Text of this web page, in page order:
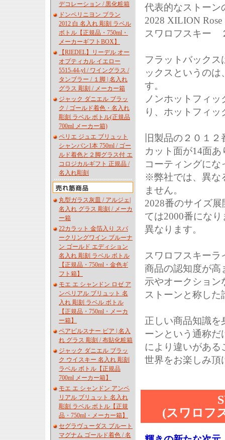
デコレーション / 黒化粧箱
ドンペリニヨン ブラン
2012 白 名入れ 彫刻 ラベル
ボトル【正規品・750ml・
メーカーギフトBOX】
【RIEDEL】リーデル オー
オプティカル イエロー
5515-44-yl / ワイングラス /
タンブラー / １脚 | 名入れ
グラス 彫刻 / メーカー箱
ジャック ダニエル ブラッ
ク / ゴールド着色・名入れ
彫刻 ラベル ボトル(正規品
700ml メーカー箱)
ペリエ ジュエ ブリュット
シャンパン1本 750ml / ゴー
ルド着色と２脚グラス付 エ
コロジカルギフト 正規品 /
名入れ彫刻
丸型ガラス灰皿 / アルジェ|
名入れ グラス 彫刻 / メーカ
ー箱
22カラット 金箔入り スパ
ークリングワイン ブルーナ
ン ゴールド エディション
名入れ 彫刻 ラベル ボトル
【正規品・750ml・金色ギ
フト箱】
モエ エ シャンドン ロゼ ア
ンペリアル ブリュット 名
入れ 彫刻 ラベル ボトル
【正規品・750ml・メーカ
ー箱】
ペアピルスナー ビア | 名入
れ グラス 彫刻 / 布貼化粧箱
ジャック ダニエル ブラッ
ク ウイスキー 名入れ 彫刻
ラベル ボトル【正規品
700ml メーカー箱】
モエ エ シャンドン アンペ
リアル ブリュット 名入れ
彫刻 ラベル ボトル【正規
品・750ml・メーカー箱】
セグラヴューダス ブルート
マグナム ゴールド着色 / 名
代表的なストーン
2028 XILION
スワロフスキー
フラットバック
ックスというの
す。
ノンホットフィ
り、ホットフィ
旧製品の２０１
カット面が14面
コーティングにな
※弊社では、異な
ません。
2028番のサイズ
ては2000番にな
異なります。
スワロフスキー
商品の認知度が高
示やオークション
ストーンと称し
正しい商品知識を
ーンという通称だ
により違いがあ
世界をお楽しみ頂
(スワロフ